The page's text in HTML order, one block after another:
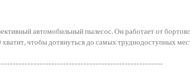
автомобильный пылесос. Он работает от
хватит, чтобы дотянуться до самых труднодоступных